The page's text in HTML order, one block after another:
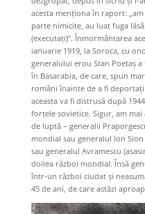
acesta menționa în raport:
parte nimicite, au luat fuga
(executați)”. Înmormântarea
ianuarie 1919, la Soroca, cu
generalului erou Stan Poetaș
în Basarabia, de care, spun
români înainte de a fi
aceasta va fi distrusă după
forțele sovietice. Sigur, am
de luptă – generalii
mondial sau generalul Ion
sau generalul Avramescu
doilea război mondial. Însă
într-un război ciudat și
45 de ani, de care astăzi